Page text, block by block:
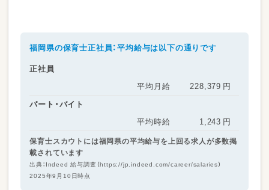
福岡県の保育士正社員：平均給与は以下の通りです
正社員
平均月給
228,379 円
パート・バイト
平均時給
1,243 円
保育士スカウトには福岡県の平均給与を上回る求人が多数掲
載されています
出典：Indeed 給与調査（https://jp.indeed.com/career/salaries）
2025年9月10日時点